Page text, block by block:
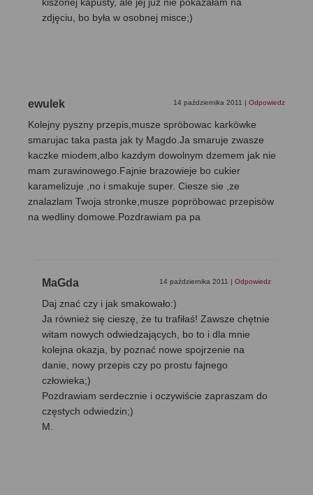
kiszonej kapusty, ale jej już nie pokazałam na
zdjęciu, bo była w osobnej misce;)
ewulek 14 października 2011 Odpowiedz
Kolejny pyszny przepis,musze spröbowac karköwke
smarujac taka pasta jak ty Magdo.Ja smaruje zwasze
kaczke miodem,albo kazdym dowolnym dzemem jak nie
mam zurawinowego.Fajnie brazowieje bo cukier
karamelizuje ,no i smakuje super. Ciesze sie ,ze
znalazlam Twoja stronke,musze popröbowac przepisöw
na wedliny domowe.Pozdrawiam pa pa
MaGda 14 października 2011 Odpowiedz
Daj znać czy i jak smakowało:)
Ja również się cieszę, że tu trafiłaś! Zawsze chętnie
witam nowych odwiedzających, bo to i dla mnie
kolejna okazja, by poznać nowe spojrzenie na
danie, nowy przepis czy po prostu fajnego
człowieka;)
Pozdrawiam serdecznie i oczywiście zapraszam do
częstych odwiedzin;)
M.